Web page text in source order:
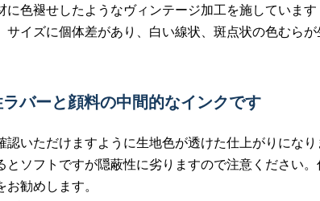
に色褪せしたようなヴィンテージ加工を施しています
サイズに個体差があり、白い線状、斑点状の色むら
バーと顔料の中間的なインクです
認いただけますように生地色が透けた仕上がりになり
とソフトですが隠蔽性に劣りますので注意ください
勧めします。